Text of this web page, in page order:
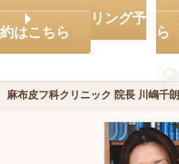
カウンセリング予
約はこちら
ら
麻布皮フ科クリニック 院長 川嶋千朗